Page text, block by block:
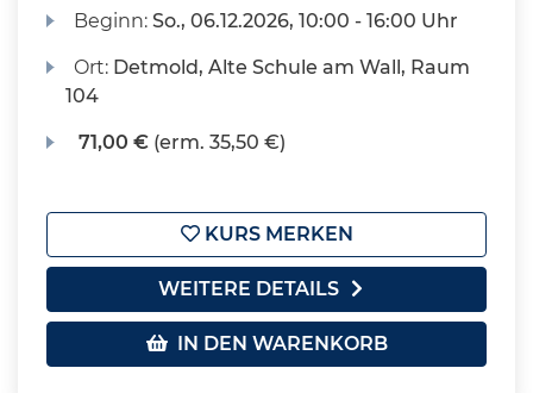
Beginn:So., 06.12.2026, 10:00 - 16:00 Uhr
Ort: Detmold, Alte Schule am Wall, Raum
104
71,00 € (erm. 35,50 €)
KURS MERKEN
WEITERE DETAILS
IN DEN WARENKORB